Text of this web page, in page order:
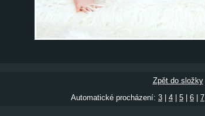
Zpět do složky
Automatické procházení: 3 4 5 6 7